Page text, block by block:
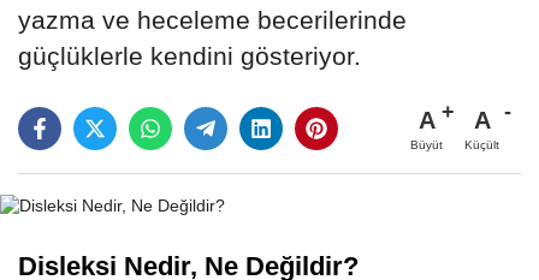
yazma ve heceleme becerilerinde
güçlüklerle kendini gösteriyor.
A
Büyüt
A
Küçült
Disleksi Nedir, Ne Değildir?